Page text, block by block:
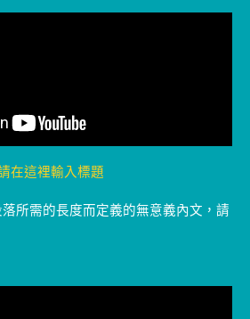
在這裡輸入標題
所需的長度而定義的無意義內文，請